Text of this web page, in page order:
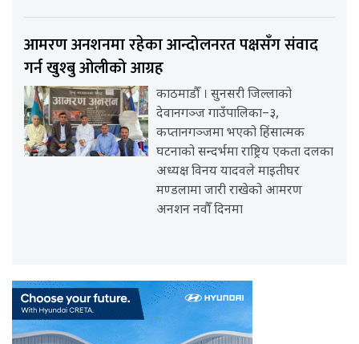
आमरण अनशनमा रहेका आन्दोलनरत पक्षसँग संवाद
गर्न खुश्बु ओलीको आग्रह
काठमाडौँ । सुनसरी जिल्लाको
देवानगञ्ज गाउँपालिका–३,
कप्तानगञ्जमा भएको हिंसात्मक
घटनाको सन्दर्भमा राष्ट्रिय एकता दलका
अध्यक्ष विनय यादवले माइतीघर
मण्डलामा जारी राखेको आमरण
अनशन नवौँ दिनमा